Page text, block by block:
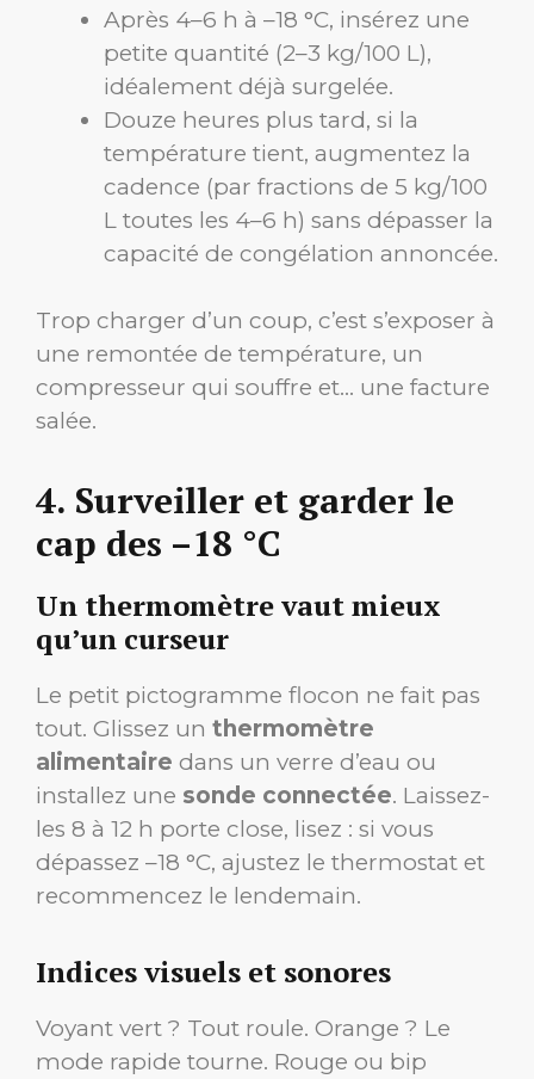
Après 4–6 h à –18 °C, insérez une
petite quantité (2–3 kg/100 L),
idéalement déjà surgelée.
Douze heures plus tard, si la
température tient, augmentez la
cadence (par fractions de 5 kg/100
L toutes les 4–6 h) sans dépasser la
capacité de congélation annoncée.
Trop charger d’un coup, c’est s’exposer à
une remontée de température, un
compresseur qui souffre et… une facture
salée.
4. Surveiller et garder le
cap des –18 °C
Un thermomètre vaut mieux
qu’un curseur
Le petit pictogramme flocon ne fait pas
tout. Glissez un thermomètre
alimentaire dans un verre d’eau ou
installez une sonde connectée. Laissez-
les 8 à 12 h porte close, lisez : si vous
dépassez –18 °C, ajustez le thermostat et
recommencez le lendemain.
Indices visuels et sonores
Voyant vert ? Tout roule. Orange ? Le
mode rapide tourne. Rouge ou bip